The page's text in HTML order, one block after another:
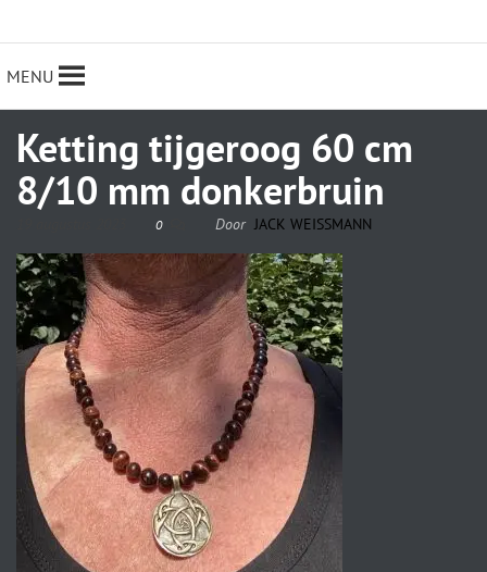
MENU
Ketting tijgeroog 60 cm
8/10 mm donkerbruin
0 Door JACK WEISSMANN